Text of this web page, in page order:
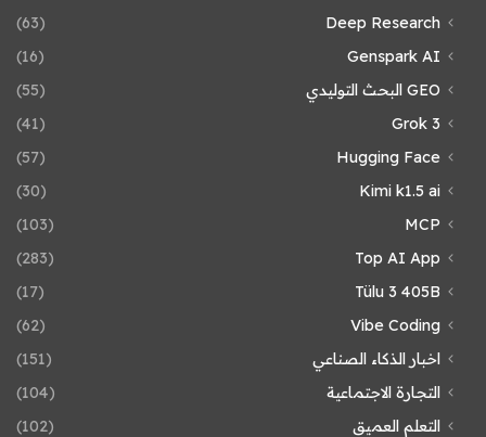
Deep Research
(63)
Genspark AI
(16)
GEO البحث التوليدي
(55)
Grok 3
(41)
Hugging Face
(57)
Kimi k1.5 ai
(30)
MCP
(103)
Top AI App
(283)
Tülu 3 405B
(17)
Vibe Coding
(62)
اخبار الذكاء الصناعي
(151)
التجارة الاجتماعية
(104)
التعلم العميق
(102)